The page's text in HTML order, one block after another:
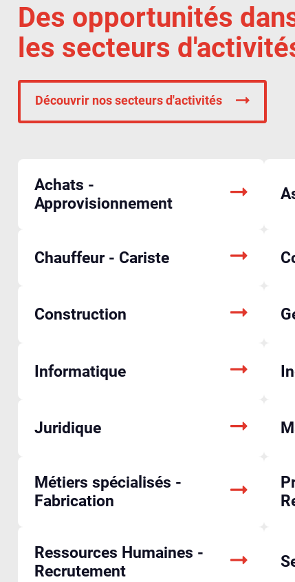
Des opportunités
les secteurs
Découvrir nos secteurs d'activités
Achats -
Approvisionnement
Chauffeur - Cariste
Construction
Informatique
Juridique
Métiers spécialisés -
Fabrication
Ressources Humaines -
Recrutement